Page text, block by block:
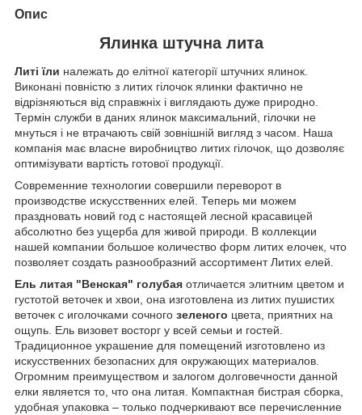
Опис
Ялинка штучна лита
Литі їли належать до елітної категорії штучних ялинок.
Виконані повністю з литих гілочок ялинки фактично не
відрізняються від справжніх і виглядають дуже природно.
Термін служби в даних ялинок максимальний, гілочки не
мнуться і не втрачають свій зовнішній вигляд з часом. Наша
компанія має власне виробництво литих гілочок, що дозволяє
оптимізувати вартість готової продукції.
Современние технологии совершили переворот в
производстве искусственних елей. Теперь ми можем
праздновать новий год с настоящей лесной красавицей
абсолютно без ущерба для живой природи. В коллекции
нашей компании большое количество форм литих елочек, что
позволяет создать разнообразний ассортимент Литих елей.
Ель литая "Венская" голубая отличается элитним цветом и
густотой веточек и хвои, она изготовлена из литих пушистих
веточек с иголочками сочного зеленого цвета, приятних на
ощупь. Ель визовет восторг у всей семьи и гостей.
Традиционное украшение для помещений изготовлено из
искусственних безопасних для окружающих материалов.
Огромним преимуществом и залогом долговечности данной
елки является то, что она литая. Компактная бистрая сборка,
удобная упаковка – только подчеркивают все перечисленние